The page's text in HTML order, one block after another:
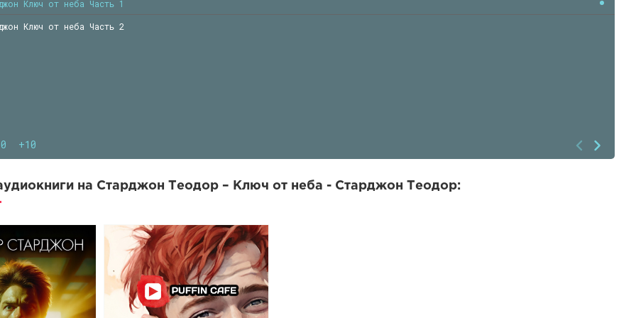
+10
Ключ от неба Часть 1
Ключ от неба Часть 2
на Старджон Теодор – Ключ от неба - Старджон Теодор: